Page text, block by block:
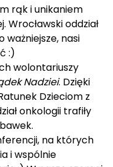
rąk i unikaniem
oddział
ważniejsze, nasi
:)
wolontariuszy
Nadziei. Dzięki
nek Dzieciom z
onkologii trafiły
na których
i wspólnie